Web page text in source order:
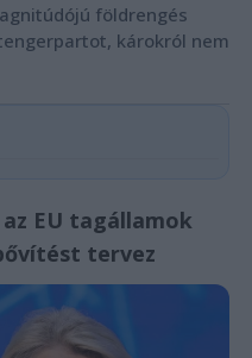
földrengés
károkról nem
EU tagállamok
tervez